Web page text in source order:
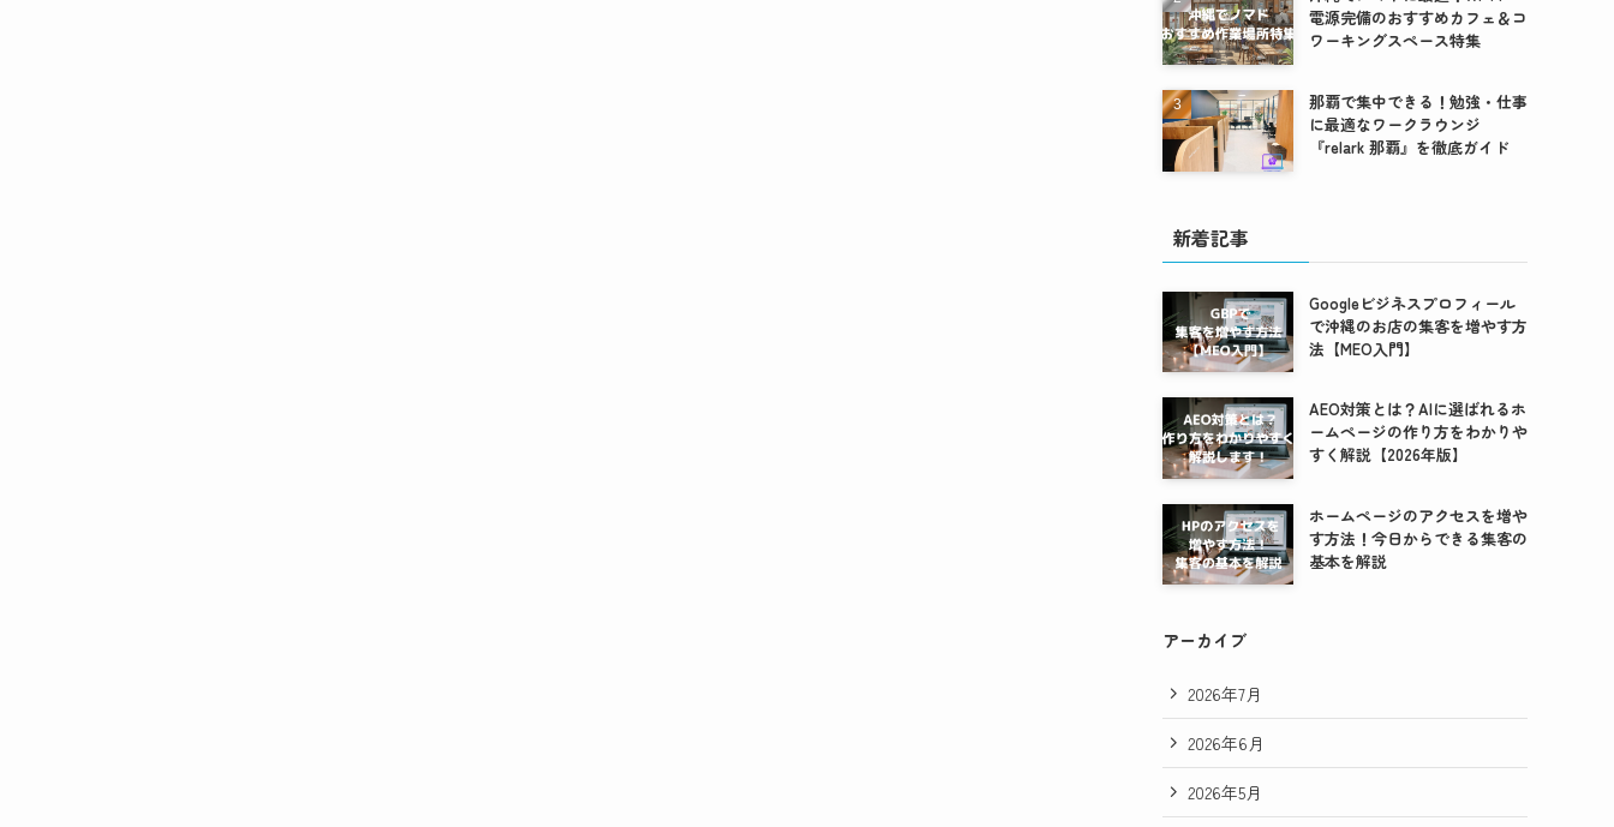
電源完備のおすすめカフェ＆コ
ワーキングスペース特集
那覇で集中できる！勉強・仕事
に最適なワークラウンジ
『relark 那覇』を徹底ガイド
新着記事
Googleビジネスプロフィール
で沖縄のお店の集客を増やす方
法【MEO入門】
AEO対策とは？AIに選ばれるホ
ームページの作り方をわかりや
すく解説【2026年版】
ホームページのアクセスを増や
す方法！今日からできる集客の
基本を解説
アーカイブ
2026年7月
2026年6月
2026年5月